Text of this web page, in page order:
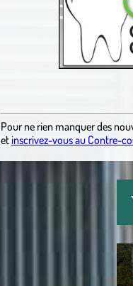
Pour ne rien manquer des
etinscrivez-vous au Contre-